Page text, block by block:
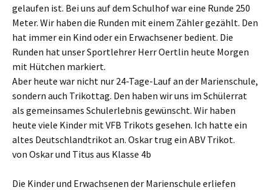
gelaufen ist. Bei uns auf dem Schulhof war eine Runde 250
Meter. Wir haben die Runden mit einem Zähler gezählt. Den
hat immer ein Kind oder ein Erwachsener bedient. Die
Runden hat unser Sportlehrer Herr Oertlin heute Morgen
mit Hütchen markiert.
Aber heute war nicht nur 24-Tage-Lauf an der Marienschule,
sondern auch Trikottag. Den haben wir uns im Schülerrat
als gemeinsames Schulerlebnis gewünscht. Wir haben
heute viele Kinder mit VFB Trikots gesehen. Ich hatte ein
altes Deutschlandtrikot an. Oskar trug ein ABV Trikot.
von Oskar und Titus aus Klasse 4b
Die Kinder und Erwachsenen der Marienschule erliefen